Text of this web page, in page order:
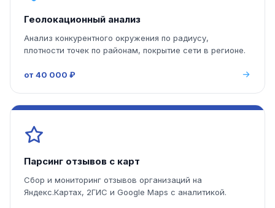
Геолокационный анализ
Анализ конкурентного окружения по радиусу,
плотности точек по районам, покрытие сети в регионе.
от 40 000 ₽
Парсинг отзывов с карт
Сбор и мониторинг отзывов организаций на
Яндекс.Картах, 2ГИС и Google Maps с аналитикой.